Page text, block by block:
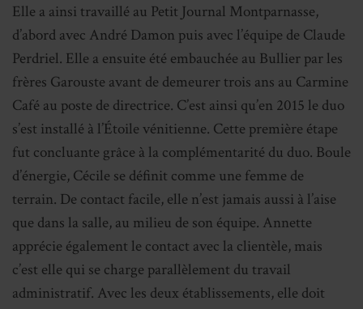
Elle a ainsi travaillé au Petit Journal Montparnasse,
d’abord avec André Damon puis avec l’équipe de Claude
Perdriel. Elle a ensuite été embauchée au Bullier par les
frères Garouste avant de demeurer trois ans au Carmine
Café au poste de directrice. C’est ainsi qu’en 2015 le duo
s’est installé à l’Étoile vénitienne. Cette première étape
fut concluante grâce à la complémentarité du duo. Boule
d’énergie, Cécile se définit comme une femme de
terrain. De contact facile, elle n’est jamais aussi à l’aise
que dans la salle, au milieu de son équipe. Annette
apprécie également le contact avec la clientèle, mais
c’est elle qui se charge parallèlement du travail
administratif. Avec les deux établissements, elle doit